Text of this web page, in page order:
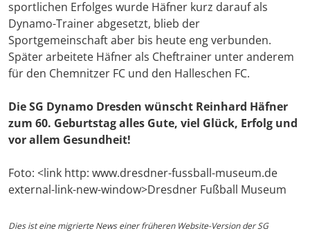
sportlichen Erfolges wurde Häfner kurz darauf als
Dynamo-Trainer abgesetzt, blieb der
Sportgemeinschaft aber bis heute eng verbunden.
Später arbeitete Häfner als Cheftrainer unter anderem
für den Chemnitzer FC und den Halleschen FC.
Die SG Dynamo Dresden wünscht Reinhard Häfner
zum 60. Geburtstag alles Gute, viel Glück, Erfolg und
vor allem Gesundheit!
Foto: <link http: www.dresdner-fussball-museum.de
external-link-new-window>Dresdner Fußball Museum
Dies ist eine migrierte News einer früheren Website-Version der SG